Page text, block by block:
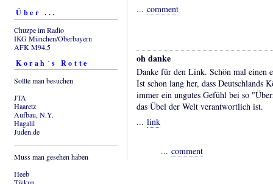
Über ...
Chuzpe im Radio
IKG München/Oberbayern
AFK M94,5
Korah´s Rotte
Sollte man besuchen
JTA
Haaretz
Aufbau, N.Y.
Hagalil
Juden.de
Muss man gesehen haben
Heeb
Tikkun
... comment
oh danke
Danke für den Link. Schön mal einen
Ist schon lang her, dass Deutschlands
immer ein ungutes Gefühl bei so
das Übel der Welt verantwortlich ist.
... link
... comment